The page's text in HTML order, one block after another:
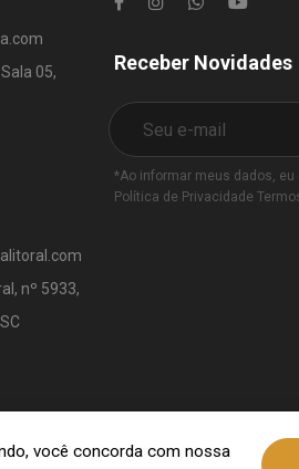
05,
nº 5933,
Receber Novidades
*Ao informar meus dados,
Política de Privacidade
você concorda com nossa